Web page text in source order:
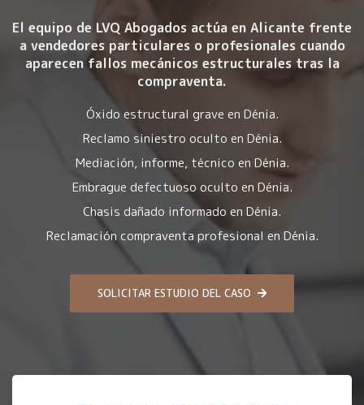
El equipo de LVQ Abogados actúa en Alicante frente
a vendedores particulares o profesionales cuando
aparecen fallos mecánicos estructurales tras la
compraventa.
Óxido estructural grave en Dénia.
Reclamo siniestro oculto en Dénia.
Mediación, informe, técnico en Dénia.
Embrague defectuoso oculto en Dénia.
Chasis dañado informado en Dénia.
Reclamación compraventa profesional en Dénia.
SOLICITAR ESTUDIO DEL CASO